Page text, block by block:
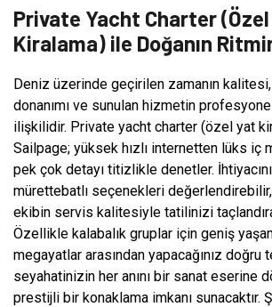
Private Yacht Charter
Kiralama) ile Doğanın
Deniz üzerinde geçirilen zamanın
donanımı ve sunulan hizmetin
ilişkilidir. Private yacht charter (özel yat
Sailpage; yüksek hızlı internetten lüks iç
pek çok detayı titizlikle denetler.
mürettebatlı seçenekleri
ekibin servis kalitesiyle tatilinizi
Özellikle kalabalık gruplar için geniş
megayatlar arasından yapacağınız doğru
seyahatinizin her anını bir sanat eserine
prestijli bir konaklama imkanı sunacaktır.